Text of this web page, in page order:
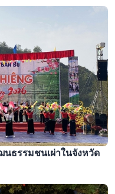
นธรรมชนเผ่าในจังหวัด